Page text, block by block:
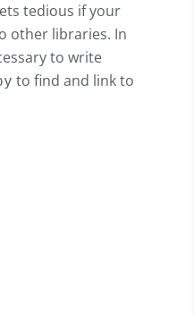
tedious if your
other libraries. In
to write
to find and link to